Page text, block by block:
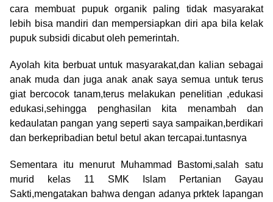
cara membuat pupuk organik paling tidak masyarakat
lebih bisa mandiri dan mempersiapkan diri apa bila kelak
pupuk subsidi dicabut oleh pemerintah.
Ayolah kita berbuat untuk masyarakat,dan kalian sebagai
anak muda dan juga anak anak saya semua untuk terus
giat bercocok tanam,terus melakukan penelitian ,edukasi
edukasi,sehingga penghasilan kita menambah dan
kedaulatan pangan yang seperti saya sampaikan,berdikari
dan berkepribadian betul betul akan tercapai.tuntasnya
Sementara itu menurut Muhammad Bastomi,salah satu
murid kelas 11 SMK Islam Pertanian Gayau
Sakti,mengatakan bahwa dengan adanya prktek lapangan